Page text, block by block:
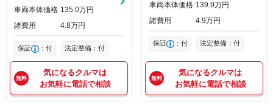
車両本体価格 135 0万円
諸費用
4 8万円
保証 ：付 法定整備：付
気になるクルマは
お気軽に電話で相談
車両本体価格 139 9万円
諸費用
4 9万円
保証 ：付 法定整備：付
気になるクルマは
お気軽に電話で相談